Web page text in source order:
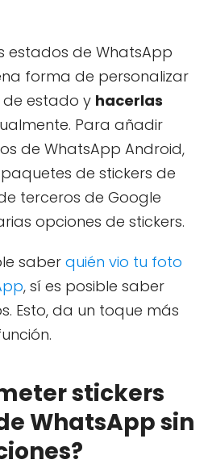
estados de WhatsApp
forma de personalizar
estado y hacerlas
Para añadir
de WhatsApp Android,
de stickers de
terceros de Google
opciones de stickers.
saber quién vio tu foto
, sí es posible saber
Esto, da un toque más
stickers
WhatsApp sin